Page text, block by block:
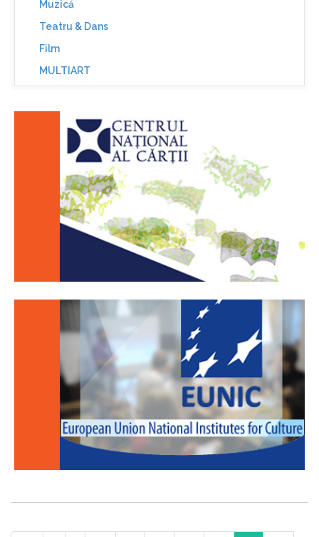
Muzică
Teatru & Dans
Film
MULTIART